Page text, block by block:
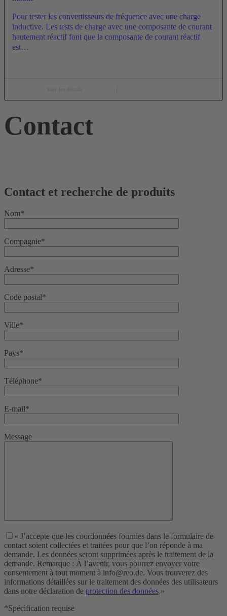
Pour tester les convertisseurs de fréquence avec une charge
inductive. Les tests de charge avec une composante de courant
hautement réactif font que la composante de courant réactif
est…
Contact
Contact et recherche de produits
Nom*
Compagnie*
Adresse*
Code postal*
Ville*
Pays*
Téléphone*
E-mail*
Message
« J’accepte que les coordonnées fournies dans le formulaire de
contact soient collectées et traitées pour que l’on réponde à ma
demande. Les données seront supprimées après le traitement de la
demande. Remarque : À l’avenir, vous pourrez envoyer votre
consentement à tout moment à info@reo.de. Vous trouverez des
informations détaillées sur le traitement des données des utilisateurs
dans notre déclaration de protection des données.»
*Spécification requise